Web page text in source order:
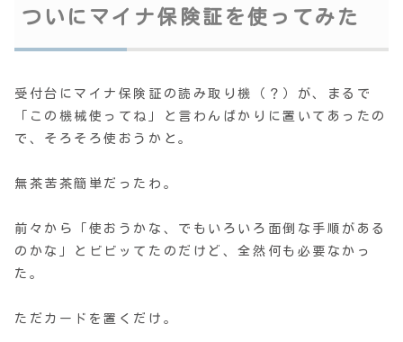
ついにマイナ保険証を使ってみた
受付台にマイナ保険証の読み取り機（？）が、まるで
「この機械使ってね」と言わんばかりに置いてあったの
で、そろそろ使おうかと。
無茶苦茶簡単だったわ。
前々から「使おうかな、でもいろいろ面倒な手順がある
のかな」とビビッてたのだけど、全然何も必要なかっ
た。
ただカードを置くだけ。